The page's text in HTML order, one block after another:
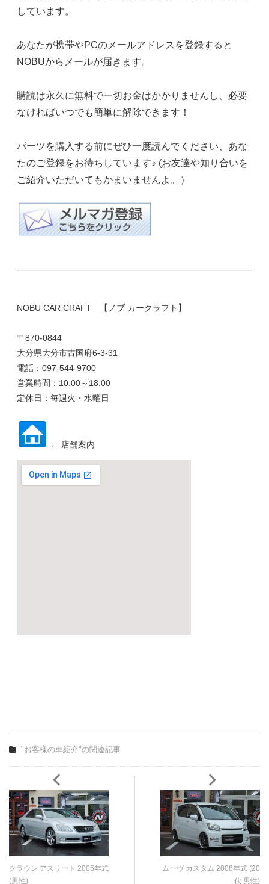
しています。
あなたが携帯やPCのメールアドレスを登録すると
NOBUからメールが届きます。
購読は永久に無料で一切お金はかかりませんし、必要
なければいつでも簡単に解除できます！
パーツを購入する前にぜひ一度読んでください、あな
たのご登録をお待ちしています♪ (お友達や知り合いを
ご紹介いただいてもかまいませんよ。）
NOBU CAR CRAFT 【ノブ カークラフト】
〒870-0844
大分県大分市古国府6-3-31
電話：097-544-9700
営業時間：10:00～18:00
定休日：毎週火・水曜日
← 店舗案内
"お客様の車紹介"の関連記事
クラウン アスリート 2005年式
(男性)
ムーヴ カスタム 2008年式 (20
代 男性)